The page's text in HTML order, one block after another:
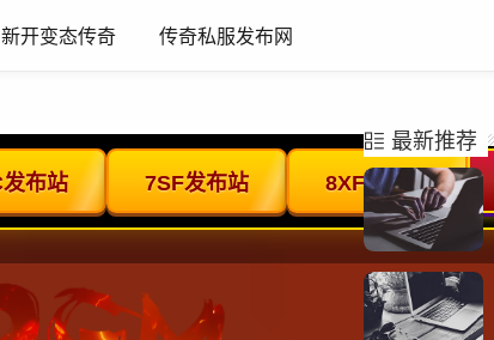
新开变态传奇 传奇私服发布网
最新推荐